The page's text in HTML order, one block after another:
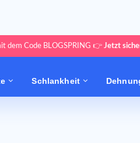
dem Code BLOGSPRING 👉 Jetzt
Schlankheit